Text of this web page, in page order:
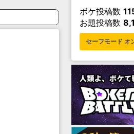
ボケ投稿数
お題投稿数
セーフモード オ